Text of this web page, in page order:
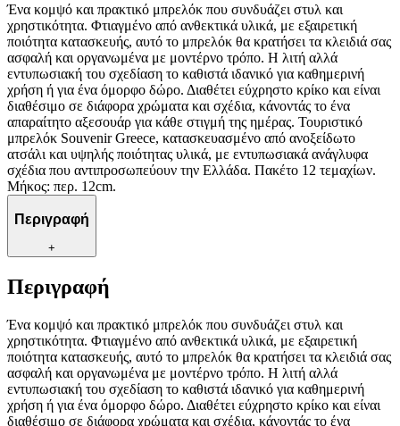
Ένα κομψό και πρακτικό μπρελόκ που συνδυάζει στυλ και
χρηστικότητα. Φτιαγμένο από ανθεκτικά υλικά, με εξαιρετική
ποιότητα κατασκευής, αυτό το μπρελόκ θα κρατήσει τα κλειδιά σας
ασφαλή και οργανωμένα με μοντέρνο τρόπο. Η λιτή αλλά
εντυπωσιακή του σχεδίαση το καθιστά ιδανικό για καθημερινή
χρήση ή για ένα όμορφο δώρο. Διαθέτει εύχρηστο κρίκο και είναι
διαθέσιμο σε διάφορα χρώματα και σχέδια, κάνοντάς το ένα
απαραίτητο αξεσουάρ για κάθε στιγμή της ημέρας. Τουριστικό
μπρελόκ Souvenir Greece, κατασκευασμένο από ανοξείδωτο
ατσάλι και υψηλής ποιότητας υλικά, με εντυπωσιακά ανάγλυφα
σχέδια που αντιπροσωπεύουν την Ελλάδα. Πακέτο 12 τεμαχίων.
Μήκος: περ. 12cm.
Περιγραφή
+
Περιγραφή
Ένα κομψό και πρακτικό μπρελόκ που συνδυάζει στυλ και
χρηστικότητα. Φτιαγμένο από ανθεκτικά υλικά, με εξαιρετική
ποιότητα κατασκευής, αυτό το μπρελόκ θα κρατήσει τα κλειδιά σας
ασφαλή και οργανωμένα με μοντέρνο τρόπο. Η λιτή αλλά
εντυπωσιακή του σχεδίαση το καθιστά ιδανικό για καθημερινή
χρήση ή για ένα όμορφο δώρο. Διαθέτει εύχρηστο κρίκο και είναι
διαθέσιμο σε διάφορα χρώματα και σχέδια, κάνοντάς το ένα